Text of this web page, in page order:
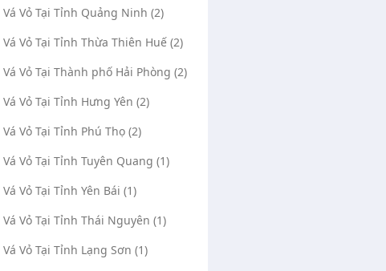
Administrator
0966797414
Vá Vỏ Tại Tỉnh Quảng Ninh (2)
Vá Vỏ Tại Tỉnh Thừa Thiên Huế (2)
Vá Vỏ Tại Thành phố Hải Phòng (2)
Vá Vỏ Tại Tỉnh Hưng Yên (2)
Vá Vỏ Tại Tỉnh Phú Thọ (2)
Vá Vỏ Tại Tỉnh Tuyên Quang (1)
Vá Vỏ Tại Tỉnh Yên Bái (1)
Vá Vỏ Tại Tỉnh Thái Nguyên (1)
Vá Vỏ Tại Tỉnh Lạng Sơn (1)